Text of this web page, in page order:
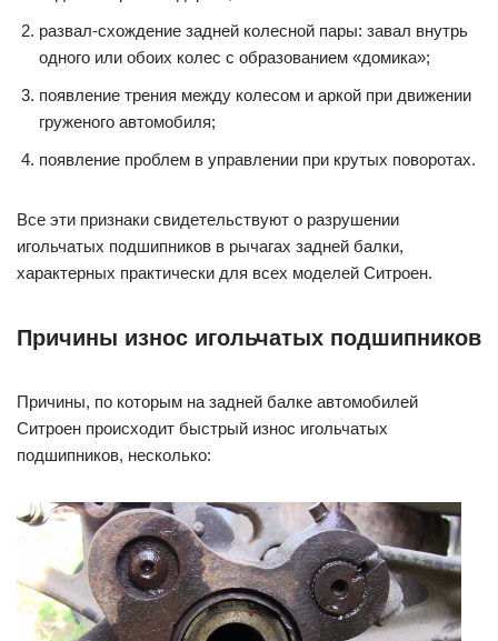
развал-схождение задней колесной пары: завал внутрь
одного или обоих колес с образованием «домика»;
появление трения между колесом и аркой при движении
груженого автомобиля;
появление проблем в управлении при крутых поворотах.
Все эти признаки свидетельствуют о разрушении
игольчатых подшипников в рычагах задней балки,
характерных практически для всех моделей Ситроен.
Причины износ игольчатых подшипников
Причины, по которым на задней балке автомобилей
Ситроен происходит быстрый износ игольчатых
подшипников, несколько: